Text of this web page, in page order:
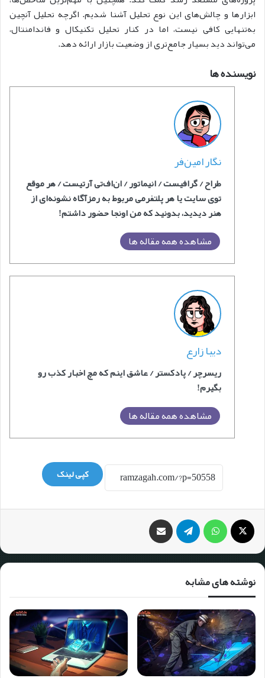
ابزارها و چالش‌های این نوع تحلیل آشنا شدیم. اگرچه تحلیل آنچین
به‌تنهایی کافی نیست، اما در کنار تحلیل تکنیکال و فاندامنتال،
می‌تواند دید بسیار جامع‌تری از وضعیت بازار ارائه دهد.
نویسنده ها
نگار امین‌فر
طراح / گرافیست / انیماتور / ان‌اف‌‎تی آرتیست / هر موقع
توی سایت یا هر پلتفرمی مربوط به رمزآگاه نشونه‌ای از
هنر دیدید، بدونید که من اونجا حضور داشتم!
مشاهده همه مقاله ها
دیبا زارع
ریسرچر / پادکستر / عاشق اینم که مچ اخبار کذب رو
بگیرم!
مشاهده همه مقاله ها
کپی لینک
نوشته های مشابه